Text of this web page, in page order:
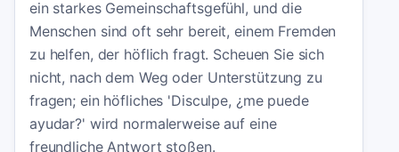
ein starkes Gemeinschaftsgefühl, und die
Menschen sind oft sehr bereit, einem Fremden
zu helfen, der höflich fragt. Scheuen Sie sich
nicht, nach dem Weg oder Unterstützung zu
fragen; ein höfliches 'Disculpe, ¿me puede
ayudar?' wird normalerweise auf eine
freundliche Antwort stoßen.